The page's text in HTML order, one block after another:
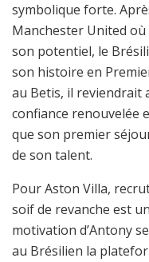
symbolique forte.
Manchester United où
son potentiel, le
son histoire en
au Betis, il reviendrait
confiance renouvelée
que son premier
de son talent.
Pour Aston Villa,
soif de revanche est
motivation d’Antony
au Brésilien la